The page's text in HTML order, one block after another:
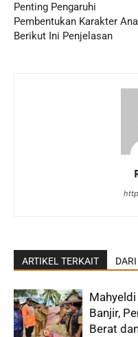
Penting Pengaruhi
Pembentukan Karakter
Berikut Ini Penjelasan
ARTIKEL TERKAIT
Banjir,
Berat